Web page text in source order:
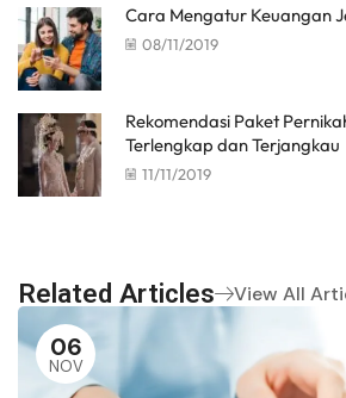
Cara Mengatur Keuangan
08/11/2019
Rekomendasi Paket
Terlengkap dan Terjangkau
11/11/2019
Related Articles View All
06
NOV